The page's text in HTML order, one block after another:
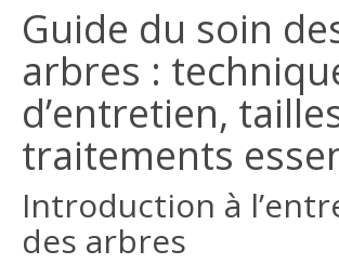
Guide du soin
arbres :
d’entretien,
traitements
Introduction à
des arbres